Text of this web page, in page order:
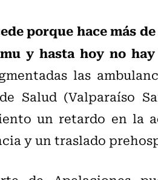
porque hace más
y hasta hoy no
las
Salud (Valparaíso
un retardo en la
y un traslado